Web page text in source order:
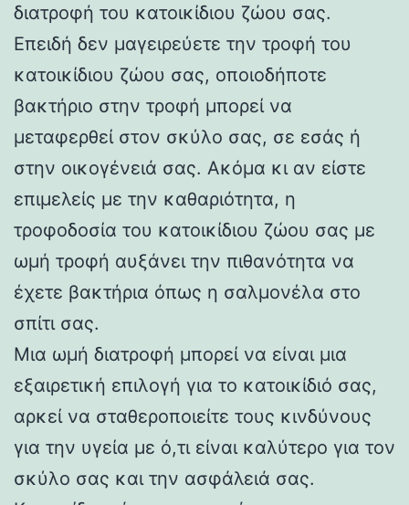
διατροφή του κατοικίδιου ζώου σας.
Επειδή δεν μαγειρεύετε την τροφή του
κατοικίδιου ζώου σας, οποιοδήποτε
βακτήριο στην τροφή μπορεί να
μεταφερθεί στον σκύλο σας, σε εσάς ή
στην οικογένειά σας. Ακόμα κι αν είστε
επιμελείς με την καθαριότητα, η
τροφοδοσία του κατοικίδιου ζώου σας με
ωμή τροφή αυξάνει την πιθανότητα να
έχετε βακτήρια όπως η σαλμονέλα στο
σπίτι σας.
Μια ωμή διατροφή μπορεί να είναι μια
εξαιρετική επιλογή για το κατοικίδιό σας,
αρκεί να σταθεροποιείτε τους κινδύνους
για την υγεία με ό,τι είναι καλύτερο για τον
σκύλο σας και την ασφάλειά σας.